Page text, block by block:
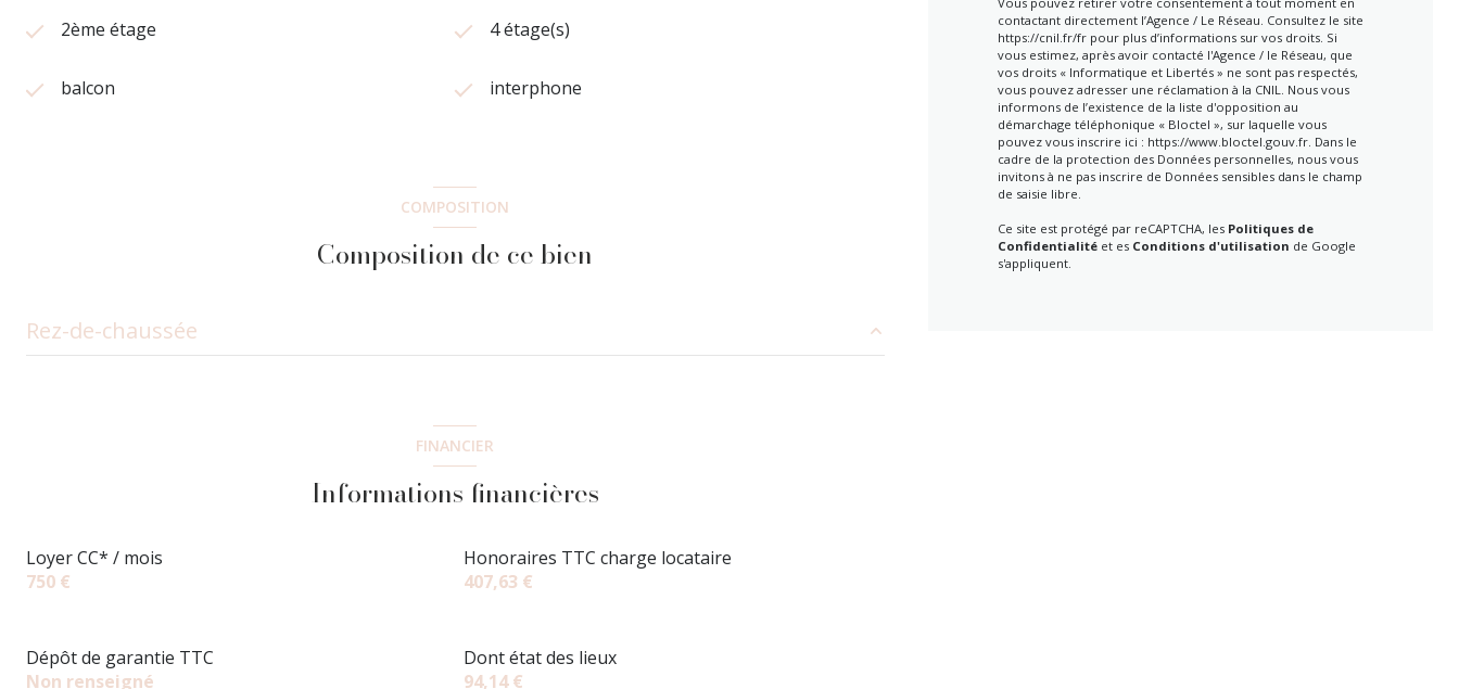
2ème étage 4 étage(s)
balcon interphone
COMPOSITION
Composition de ce bien
Rez-de-chaussée
FINANCIER
Informations financières
Loyer CC* / mois
750 €
Honoraires TTC charge locataire
407,63 €
Dont état des lieux
94,14 €
Dépôt de garantie TTC
Non renseigné
contactant directement l’Agence / Le Réseau. Consultez le site
https://cnil.fr/frpour plus d’informations sur vos droits. Si
vous estimez, après avoir contacté l'Agence / le Réseau, que
vos droits « Informatique et Libertés » ne sont pas respectés,
vous pouvez adresser une réclamation à la CNIL. Nous vous
informons de l’existence de la liste d'opposition au
démarchage téléphonique « Bloctel », sur laquelle vous
pouvez vous inscrire ici : https://www.bloctel.gouv.fr. Dans le
cadre de la protection des Données personnelles, nous vous
invitons à ne pas inscrire de Données sensibles dans le champ
de saisie libre.
Ce site est protégé par reCAPTCHA, les Politiques de
Confidentialitéet es Conditions d'utilisation de Google
s'appliquent.